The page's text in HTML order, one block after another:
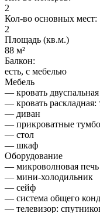
2
Кол-во основных мест:
2
Площадь (кв.м.)
88 м²
Балкон:
есть, с мебелью
Мебель
— кровать двуспальная
— кровать раскладная:
— диван
— прикроватные
— стол
— шкаф
Оборудование
— микроволновая печь
— мини-холодильник
— сейф
— система общего
— телевизор: